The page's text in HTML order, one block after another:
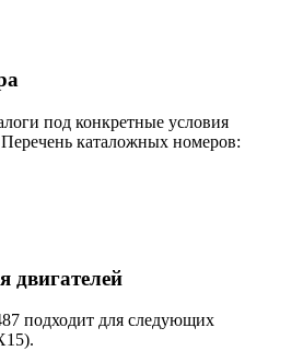
под конкретные условия
каталожных номеров:
двигателей
подходит для следующих